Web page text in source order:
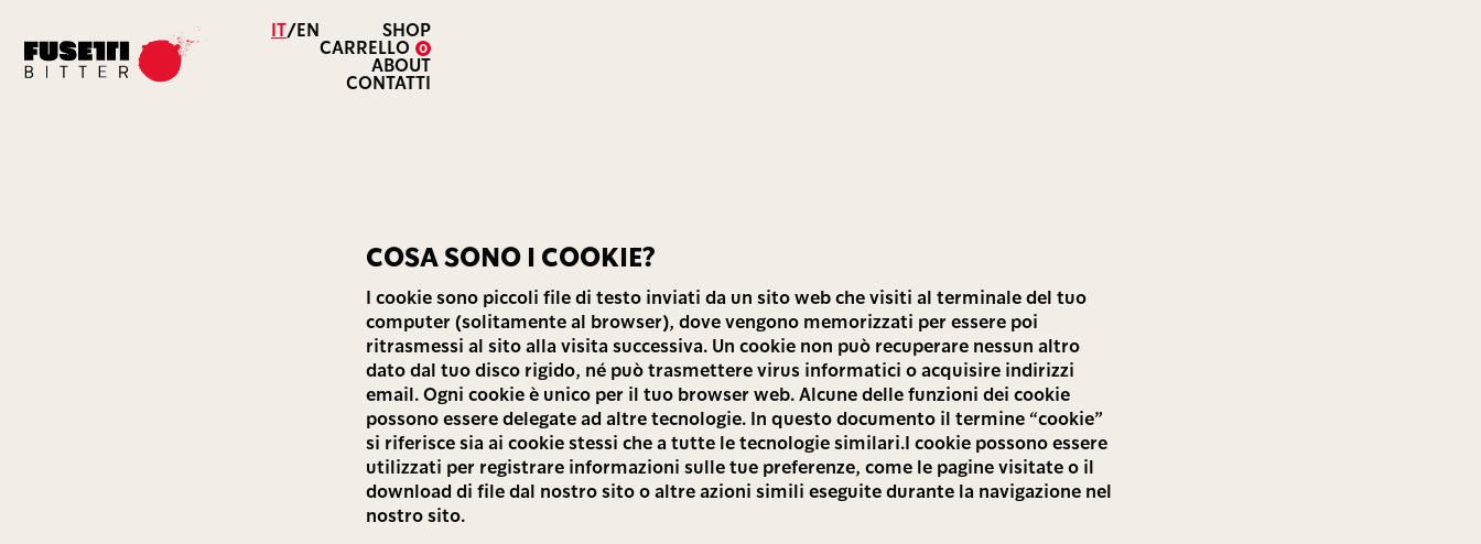
IT/EN SHOP
CARRELLO 0
ABOUT
CONTATTI
COSA SONO I COOKIE?
I cookie sono piccoli file di testo inviati da un sito web che visiti al terminale del tuo
computer (solitamente al browser), dove vengono memorizzati per essere poi
ritrasmessi al sito alla visita successiva. Un cookie non può recuperare nessun altro
dato dal tuo disco rigido, né può trasmettere virus informatici o acquisire indirizzi
email. Ogni cookie è unico per il tuo browser web. Alcune delle funzioni dei cookie
possono essere delegate ad altre tecnologie. In questo documento il termine “cookie”
si riferisce sia ai cookie stessi che a tutte le tecnologie similari.I cookie possono essere
utilizzati per registrare informazioni sulle tue preferenze, come le pagine visitate o il
download di file dal nostro sito o altre azioni simili eseguite durante la navigazione nel
nostro sito.